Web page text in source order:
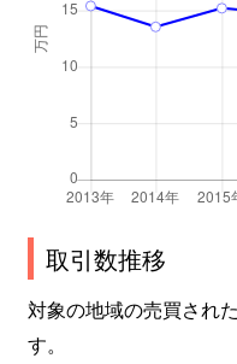
取引数推移
対象の地域の売買され
す。